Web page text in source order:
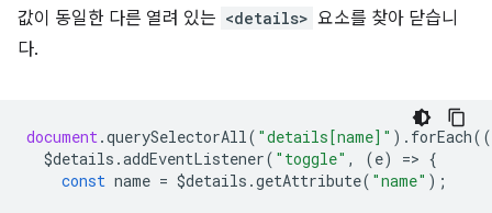
값이 동일한 다른 열려 있는 <details> 요소를 찾아 닫습니
다.
document.querySelectorAll( "details[name]" ). forEach((
$details .addEventListener( "toggle" , (e) => {
const name = $details .getAttribute( "name" );